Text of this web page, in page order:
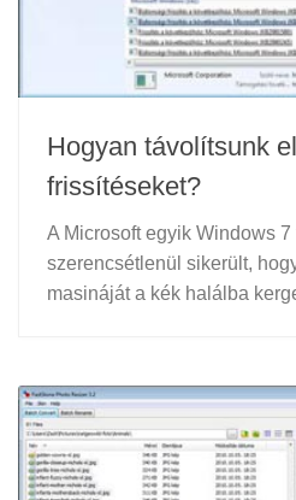
Hogyan távolítsunk
frissítéseket?
A Microsoft egyik Windows
szerencsétlenül sikerült,
masináját a kék halálba